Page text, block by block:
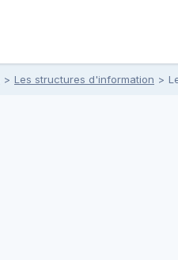
> Les structures d'information >